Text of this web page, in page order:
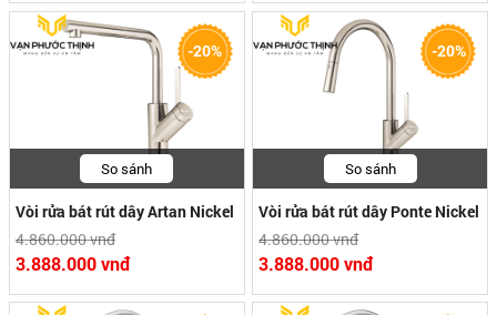
So sánh
Vòi rửa bát rút dây Artan Nickel
4.860.000 vnđ
3.888.000 vnđ
-20%
So sánh
Vòi rửa bát rút dây Ponte Nickel
4.860.000 vnđ
3.888.000 vnđ
-20%